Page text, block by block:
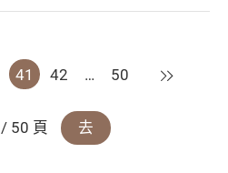
41 42 … 50 下一頁
/ 50 頁 去